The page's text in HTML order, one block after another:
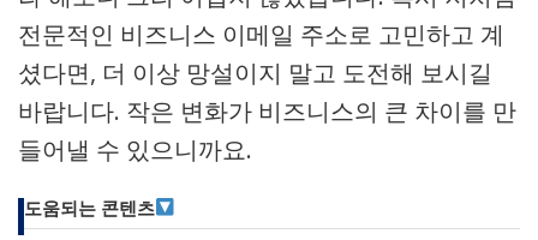
전문적인 비즈니스 이메일 주소로 고민하고 계
셨다면, 더 이상 망설이지 말고 도전해 보시길
바랍니다. 작은 변화가 비즈니스의 큰 차이를 만
들어낼 수 있으니까요.
도움되는 콘텐츠